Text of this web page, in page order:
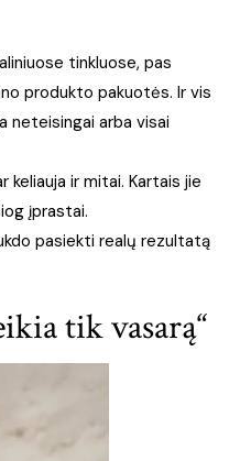
tinkluose, pas
produkto pakuotės. Ir vis
neteisingai arba visai
keliauja ir mitai. Kartais jie
įprastai.
pasiekti realų rezultatą
tik vasarą“